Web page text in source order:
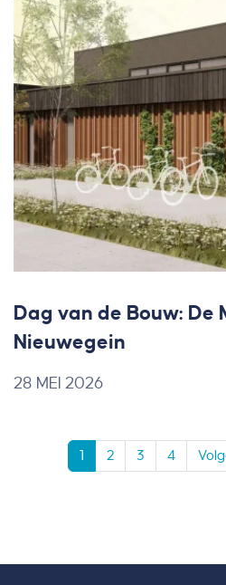
Dag van de Bouw: De
Nieuwegein
28 MEI 2026
1 2 3 4